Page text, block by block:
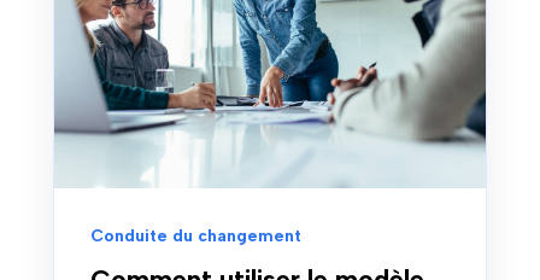
Conduite du changement